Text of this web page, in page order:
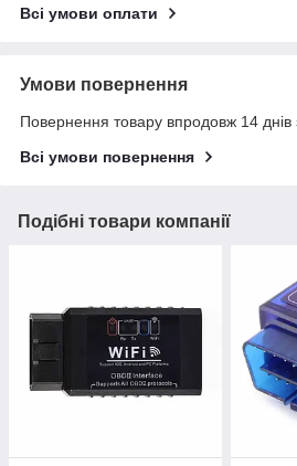
Всі умови оплати
Умови повернення
Повернення товару впродовж 14 днів
Всі умови повернення
Подібні товари компанії